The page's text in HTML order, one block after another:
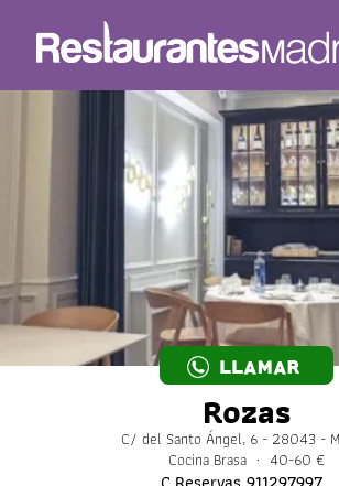
LLAMAR
Rozas
C/ del Santo Ángel, 6 - 28043 -
Cocina Brasa · 40-60 €